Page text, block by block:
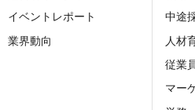
イベントレポート
業界動向
中途
人材
従業
マー